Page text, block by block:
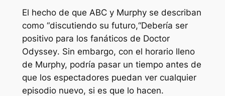
El hecho de que ABC y Murphy se describan
como “discutiendo su futuro,“Debería ser
positivo para los fanáticos de Doctor
Odyssey. Sin embargo, con el horario lleno
de Murphy, podría pasar un tiempo antes de
que los espectadores puedan ver cualquier
episodio nuevo, si es que lo hacen.